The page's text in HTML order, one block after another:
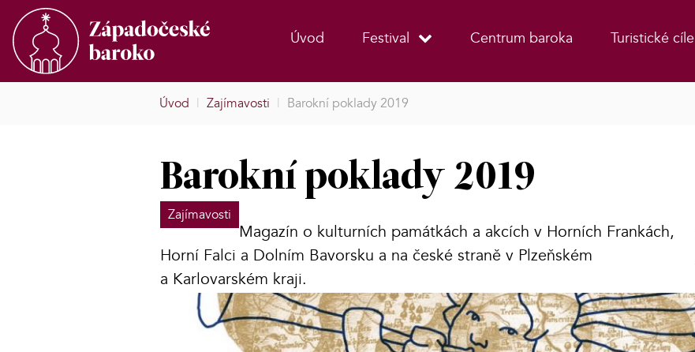
Úvod Festival Centrum baroka Turistické cíle
Úvod | Zajímavosti | Barokní poklady 2019
Barokní poklady 2019
Zajímavosti
Magazín o kulturních památkách a akcích v Horních Frankách,
Horní Falci a Dolním Bavorsku a na české straně v Plzeňském
a Karlovarském kraji.